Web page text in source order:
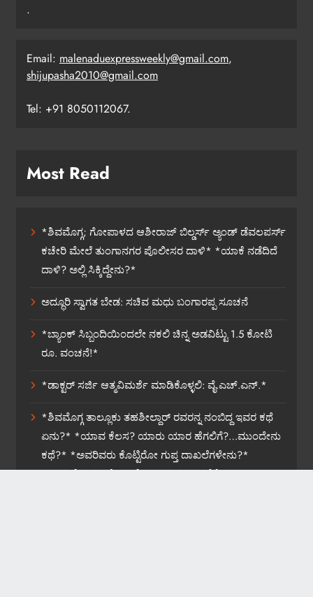
.
Email: malenaduexpressweekly@gmail.com,
shijupasha2010@gmail.com
Tel: +91 8050112067.
Most Read
*ಶಿವಮೊಗ್ಗ; ಗೋಪಾಳದ ಆಶೀರಾಜ್ ಬಿಲ್ಡರ್ಸ್ ಅ್ಯಂಡ್ ಡೆವಲಪರ್ಸ್
ಕಚೇರಿ ಮೇಲೆ ತುಂಗಾನಗರ ಪೊಲೀಸರ ದಾಳಿ* *ಯಾಕೆ ನಡೆದಿದೆ
ದಾಳಿ? ಅಲ್ಲಿ ಸಿಕ್ಕಿದ್ದೇನು?*
ಅದ್ಧೂರಿ ಸ್ವಾಗತ ಬೇಡ: ಸಚಿವ ಮಧು ಬಂಗಾರಪ್ಪ ಸೂಚನೆ
*ಬ್ಯಾಂಕ್ ಸಿಬ್ಬಂದಿಯಿಂದಲೇ ನಕಲಿ ಚಿನ್ನ ಅಡವಿಟ್ಟು 1.5 ಕೋಟಿ
ರೂ. ವಂಚನೆ!*
*ಡಾಕ್ಟರ್ ಸರ್ಜಿ ಆತ್ಮವಿಮರ್ಶೆ ಮಾಡಿಕೊಳ್ಳಲಿ: ವೈ.ಎಚ್.ಎನ್.*
*ಶಿವಮೊಗ್ಗ ತಾಲ್ಲೂಕು ತಹಶೀಲ್ದಾರ್ ರವರನ್ನ ನಂಬಿದ್ದ ಇವರ ಕಥೆ
ಏನು?* *ಯಾವ ಕೆಲಸ? ಯಾರು ಯಾರ ಹೆಗಲಿಗೆ?…ಮುಂದೇನು
ಕಥೆ?* *ಅವರಿವರು ಕೊಟ್ಟಿರೋ ಗುಪ್ತ ದಾಖಲೆಗಳೇನು?*
*ಸುಮ್ಮನೆ ಬಿಡುವರೇ ತಹಶೀಲ್ದಾರರ ವರ್ಗಾವಣೆಗೆ?*